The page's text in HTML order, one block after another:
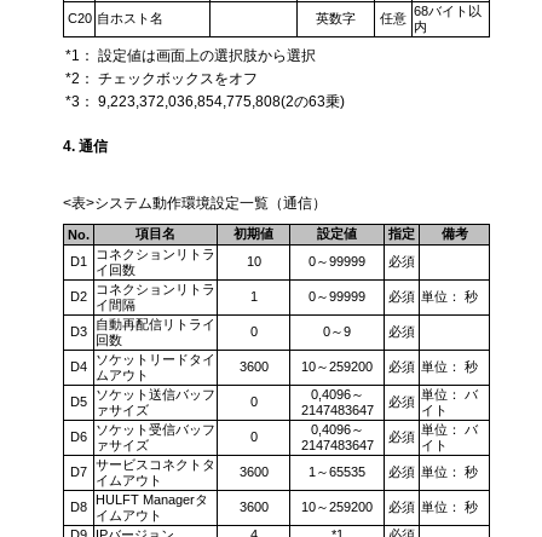
C20 自ホスト名 英数字 任意 68バイト以
内
*1： 設定値は画面上の選択肢から選択
*2： チェックボックスをオフ
*3： 9,223,372,036,854,775,808(2の63乗)
4. 通信
<表>システム動作環境設定一覧（通信）
No. 項目名 初期値 設定値 指定
備考
D1
コネクションリトラ
イ回数
10 0～99999 必須
D2
コネクションリトラ
イ間隔
1 0～99999 必須 単位： 秒
D3
自動再配信リトライ
回数
0 0～9 必須
D4
ソケットリードタイ
ムアウト
3600 10～259200 必須 単位： 秒
D5
ソケット送信バッフ
ァサイズ
0
0,4096～
2147483647
必須 単位： バ
イト
D6
ソケット受信バッフ
ァサイズ
0
0,4096～
2147483647
必須 単位： バ
イト
D7
サービスコネクトタ
イムアウト
3600 1～65535 必須 単位： 秒
D8
HULFT Managerタ
イムアウト
3600 10～259200 必須 単位： 秒